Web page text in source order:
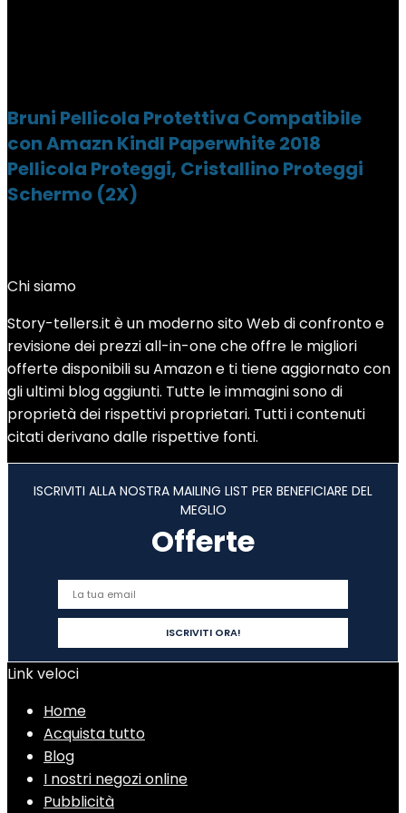
Bruni Pellicola Protettiva Compatibile
con Amazn Kindl Paperwhite 2018
Pellicola Proteggi, Cristallino Proteggi
Schermo (2X)
Chi siamo
Story-tellers.it è un moderno sito Web di confronto e
revisione dei prezzi all-in-one che offre le migliori
offerte disponibili su Amazon e ti tiene aggiornato con
gli ultimi blog aggiunti. Tutte le immagini sono di
proprietà dei rispettivi proprietari. Tutti i contenuti
citati derivano dalle rispettive fonti.
ISCRIVITI ALLA NOSTRA MAILING LIST PER BENEFICIARE DEL
MEGLIO
Offerte
Link veloci
Home
Acquista tutto
Blog
I nostri negozi online
Pubblicità